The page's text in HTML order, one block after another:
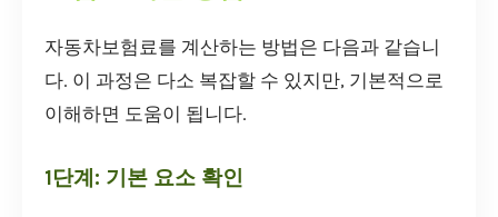
자동차보험료를 계산하는 방법은 다음과 같습니
다. 이 과정은 다소 복잡할 수 있지만, 기본적으로
이해하면 도움이 됩니다.
1단계: 기본 요소 확인